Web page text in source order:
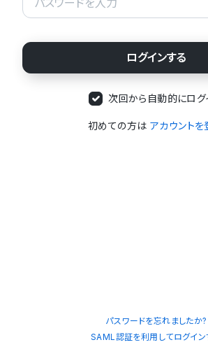
次回から自動的にログ
初めての方は アカウントを
パスワードを忘れましたか?
SAML認証を利用してログイン